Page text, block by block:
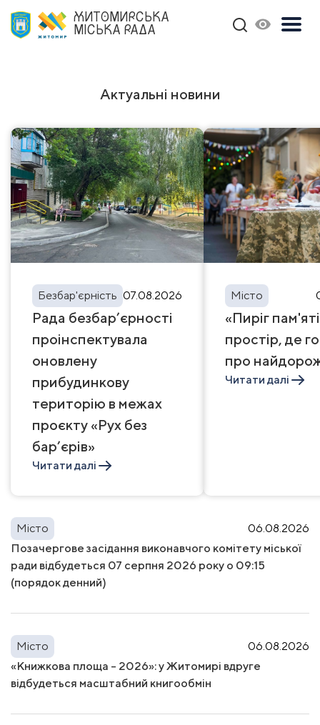
ЖИТОМИРСЬКА
МІСЬКА РАДА
Актуальні новини
Безбар'єрність 07.08.2026
Рада безбар’єрності
проінспектувала
оновлену
прибудинкову
територію в межах
проєкту «Рух без
бар’єрів»
Читати далі
Місто
«Пиріг
простір, де
про
Читати далі
Місто
06.08.2026
Позачергове засідання виконавчого комітету міської
ради відбудеться 07 серпня 2026 року о 09:15
(порядок денний)
Місто
06.08.2026
«Книжкова площа – 2026»: у Житомирі вдруге
відбудеться масштабний книгообмін